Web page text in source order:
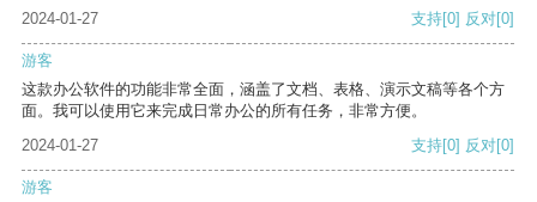
2024-01-27
支持[0] 反对[0]
游客
这款办公软件的功能非常全面，涵盖了文档、表格、演示文稿等各个方
面。我可以使用它来完成日常办公的所有任务，非常方便。
2024-01-27
支持[0] 反对[0]
游客